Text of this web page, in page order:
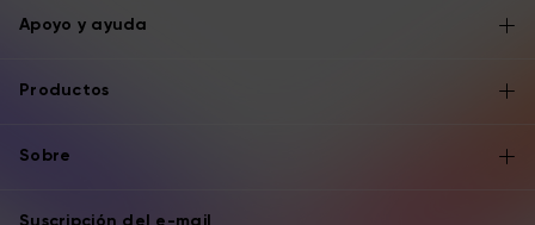
Apoyo y ayuda
Productos
Sobre
Suscripción del e-mail